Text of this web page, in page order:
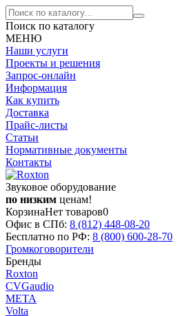
Поиск по каталогу
МЕНЮ
Наши услуги
Проекты и решения
Запрос-онлайн
Информация
Как купить
Доставка
Прайс-листы
Статьи
Нормативные документы
Контакты
Звуковое оборудование
по низким ценам!
КорзинаНет товаров0
Офис в СПб: 8 (812) 448-08-20
Бесплатно по РФ: 8 (800) 600-28-70
Громкоговорители
Бренды
Roxton
CVGaudio
МЕТА
Volta